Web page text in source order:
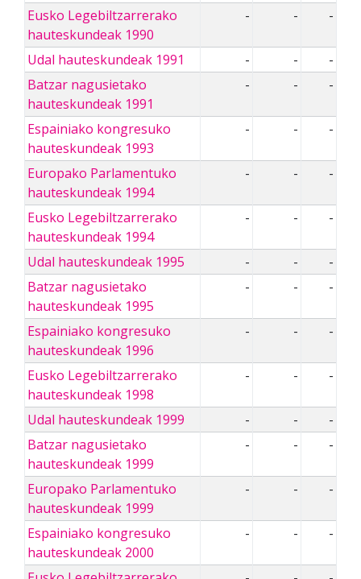
Eusko Legebiltzarrerako
hauteskundeak 1990
- - -
Udal hauteskundeak 1991 - -
-
Batzar nagusietako
hauteskundeak 1991
- - -
Espainiako kongresuko
hauteskundeak 1993
- - -
Europako Parlamentuko
hauteskundeak 1994
- - -
Eusko Legebiltzarrerako
hauteskundeak 1994
- - -
Udal hauteskundeak 1995 - -
-
Batzar nagusietako
hauteskundeak 1995
- - -
Espainiako kongresuko
hauteskundeak 1996
- - -
Eusko Legebiltzarrerako
hauteskundeak 1998
- - -
Udal hauteskundeak 1999 - -
-
Batzar nagusietako
hauteskundeak 1999
- - -
Europako Parlamentuko
hauteskundeak 1999
- - -
Espainiako kongresuko
hauteskundeak 2000
- - -